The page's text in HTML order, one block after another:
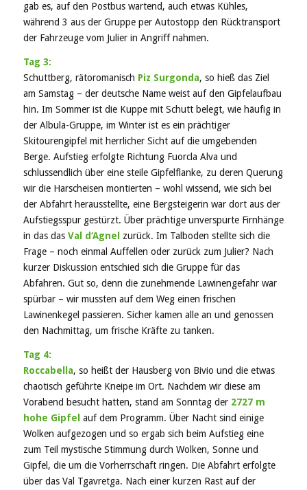
gab es, auf den Postbus wartend, auch etwas Kühles,
während 3 aus der Gruppe per Autostopp den Rücktransport
der Fahrzeuge vom Julier in Angriff nahmen.
Tag 3:
Schuttberg, rätoromanisch Piz Surgonda, so hieß das Ziel
am Samstag – der deutsche Name weist auf den Gipfelaufbau
hin. Im Sommer ist die Kuppe mit Schutt belegt, wie häufig in
der Albula-Gruppe, im Winter ist es ein prächtiger
Skitourengipfel mit herrlicher Sicht auf die umgebenden
Berge. Aufstieg erfolgte Richtung Fuorcla Alva und
schlussendlich über eine steile Gipfelflanke, zu deren Querung
wir die Harscheisen montierten – wohl wissend, wie sich bei
der Abfahrt herausstellte, eine Bergsteigerin war dort aus der
Aufstiegsspur gestürzt. Über prächtige unverspurte Firnhänge
in das das Val d‘Agnel
zurück. Im Talboden stellte sich die
Frage – noch einmal Auffellen oder zurück zum Julier? Nach
kurzer Diskussion entschied sich die Gruppe für das
Abfahren. Gut so, denn die zunehmende Lawinengefahr war
spürbar – wir mussten auf dem Weg einen frischen
Lawinenkegel passieren. Sicher kamen alle an und genossen
den Nachmittag, um frische Kräfte zu tanken.
Tag 4:
Roccabella, so heißt der Hausberg von Bivio und die etwas
chaotisch geführte Kneipe im Ort. Nachdem wir diese am
Vorabend besucht hatten, stand am Sonntag der 2727 m
hohe Gipfel auf dem Programm. Über Nacht sind einige
Wolken aufgezogen und so ergab sich beim Aufstieg eine
zum Teil mystische Stimmung durch Wolken, Sonne und
Gipfel, die um die Vorherrschaft ringen. Die Abfahrt erfolgte
über das Val Tgavretga. Nach einer kurzen Rast auf der